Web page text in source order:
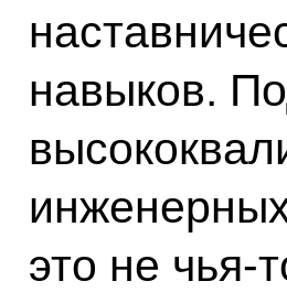
навыков.
это не